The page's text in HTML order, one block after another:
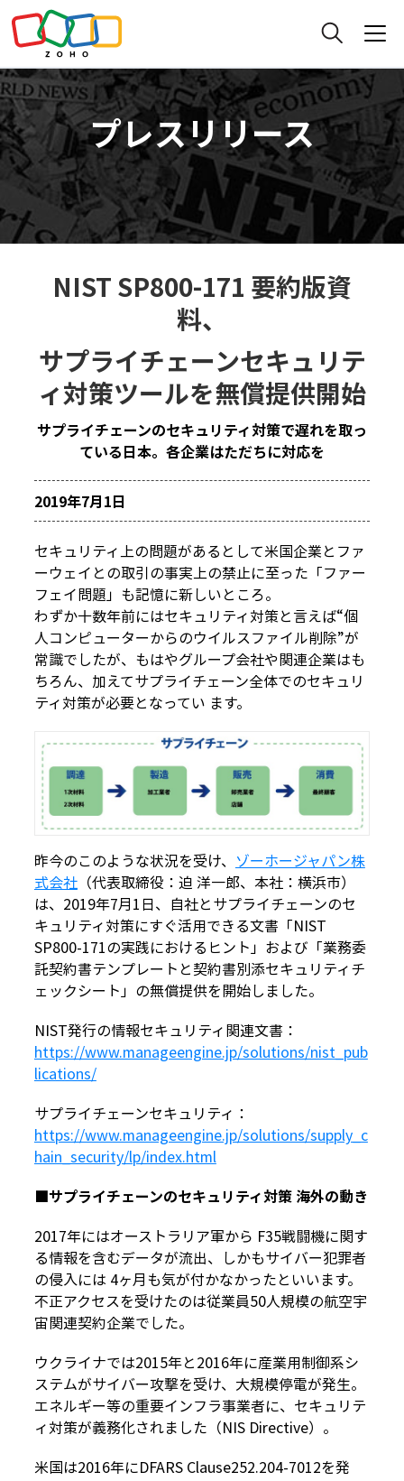
プレスリリース
NIST SP800-171 要約版資
料、
サプライチェーンセキュリテ
ィ対策ツールを無償提供開始
サプライチェーンのセキュリティ対策で遅れを取っ
ている日本。各企業はただちに対応を
2019年7月1日
セキュリティ上の問題があるとして米国企業とファ
ーウェイとの取引の事実上の禁止に至った「ファー
フェイ問題」も記憶に新しいところ。
わずか十数年前にはセキュリティ対策と言えば“個
人コンピューターからのウイルスファイル削除”が
常識でしたが、もはやグループ会社や関連企業はも
ちろん、加えてサプライチェーン全体でのセキュリ
ティ対策が必要となってい ます。
昨今のこのような状況を受け、 ゾーホージャパン株
式会社（代表取締役：迫 洋一郎、本社：横浜市）
は、2019年7月1日、自社とサプライチェーンのセ
キュリティ対策にすぐ活用できる文書「NIST
SP800-171の実践におけるヒント」および「業務委
託契約書テンプレートと契約書別添セキュリティチ
ェックシート」の無償提供を開始しました。
NIST発行の情報セキュリティ関連文書：
https://www.manageengine.jp/solutions/nist_pub
lications/
サプライチェーンセキュリティ：
https://www.manageengine.jp/solutions/supply_c
hain_security/lp/index.html
■サプライチェーンのセキュリティ対策 海外の動き
2017年にはオーストラリア軍から F35戦闘機に関す
る情報を含むデータが流出、しかもサイバー犯罪者
の侵入には 4ヶ月も気が付かなかったといいます。
不正アクセスを受けたのは従業員50人規模の航空宇
宙関連契約企業でした。
ウクライナでは2015年と2016年に産業用制御系シ
ステムがサイバー攻撃を受け、大規模停電が発生。
エネルギー等の重要インフラ事業者に、セキュリテ
ィ対策が義務化されました（NIS Directive）。
米国は2016年にDFARS Clause252.204-7012を発